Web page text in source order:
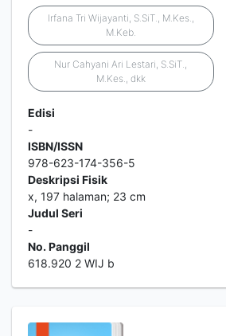
Irfana Tri Wijayanti, S.SiT., M.Kes.,
M.Keb.
Nur Cahyani Ari Lestari, S.SiT.,
M.Kes., dkk
Edisi
-
ISBN/ISSN
978-623-174-356-5
Deskripsi Fisik
x, 197 halaman; 23 cm
Judul Seri
-
No. Panggil
618.920 2 WIJ b